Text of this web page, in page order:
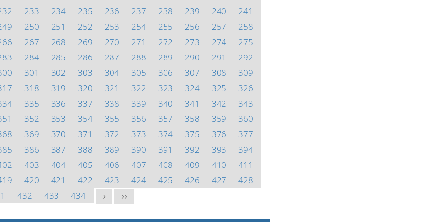
233 234 235 236 237 238 239 240
241
250 251 252 253 254 255 256 257
258
267 268 269 270 271 272 273 274
275
284 285 286 287 288 289 290 291
292
301 302 303 304 305 306 307 308
309
318 319 320 321 322 323 324 325
326
335 336 337 338 339 340 341 342
343
352 353 354 355 356 357 358 359
360
369 370 371 372 373 374 375 376
377
386 387 388 389 390 391 392 393
394
403 404 405 406 407 408 409 410
411
420 421 422 423 424 425 426 427
428
432 433 434 > >>